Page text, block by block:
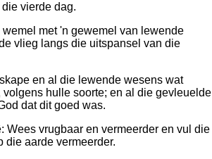
vierde dag.
met 'n gewemel van lewende
vlieg langs die uitspansel van die
en al die lewende wesens wat
hulle soorte; en al die gevleuelde
dat dit goed was.
Wees vrugbaar en vermeerder en vul die
die aarde vermeerder.